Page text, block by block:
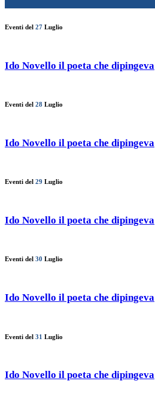
Eventi del 27 Luglio
Ido Novello il poeta che dipingeva
Eventi del 28 Luglio
Ido Novello il poeta che dipingeva
Eventi del 29 Luglio
Ido Novello il poeta che dipingeva
Eventi del 30 Luglio
Ido Novello il poeta che dipingeva
Eventi del 31 Luglio
Ido Novello il poeta che dipingeva